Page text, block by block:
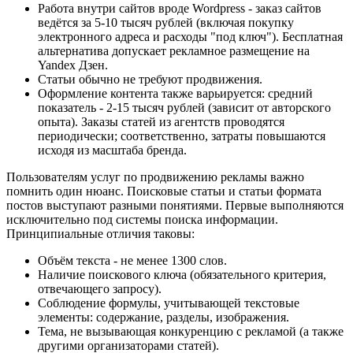
Работа внутри сайтов вроде Wordpress - заказ сайтов
ведётся за 5-10 тысяч рублей (включая покупку
электронного адреса и расходы "под ключ"). Бесплатная
альтернатива допускает рекламное размещение на
Yandex Дзен.
Статьи обычно не требуют продвижения.
Оформление контента также варьируется: средний
показатель - 2-15 тысяч рублей (зависит от авторского
опыта). Заказы статей из агентств проводятся
периодически; соответственно, затраты повышаются
исходя из масштаба бренда.
Пользователям услуг по продвижению рекламы важно
помнить один нюанс. Поисковые статьи и статьи формата
постов выступают разными понятиями. Первые выполняются
исключительно под системы поиска информации.
Принципиальные отличия таковы:
Объём текста - не менее 1300 слов.
Наличие поискового ключа (обязательного критерия,
отвечающего запросу).
Соблюдение формулы, учитывающей текстовые
элементы: содержание, разделы, изображения.
Тема, не вызывающая конкуренцию с рекламой (а также
другими организаторами статей).